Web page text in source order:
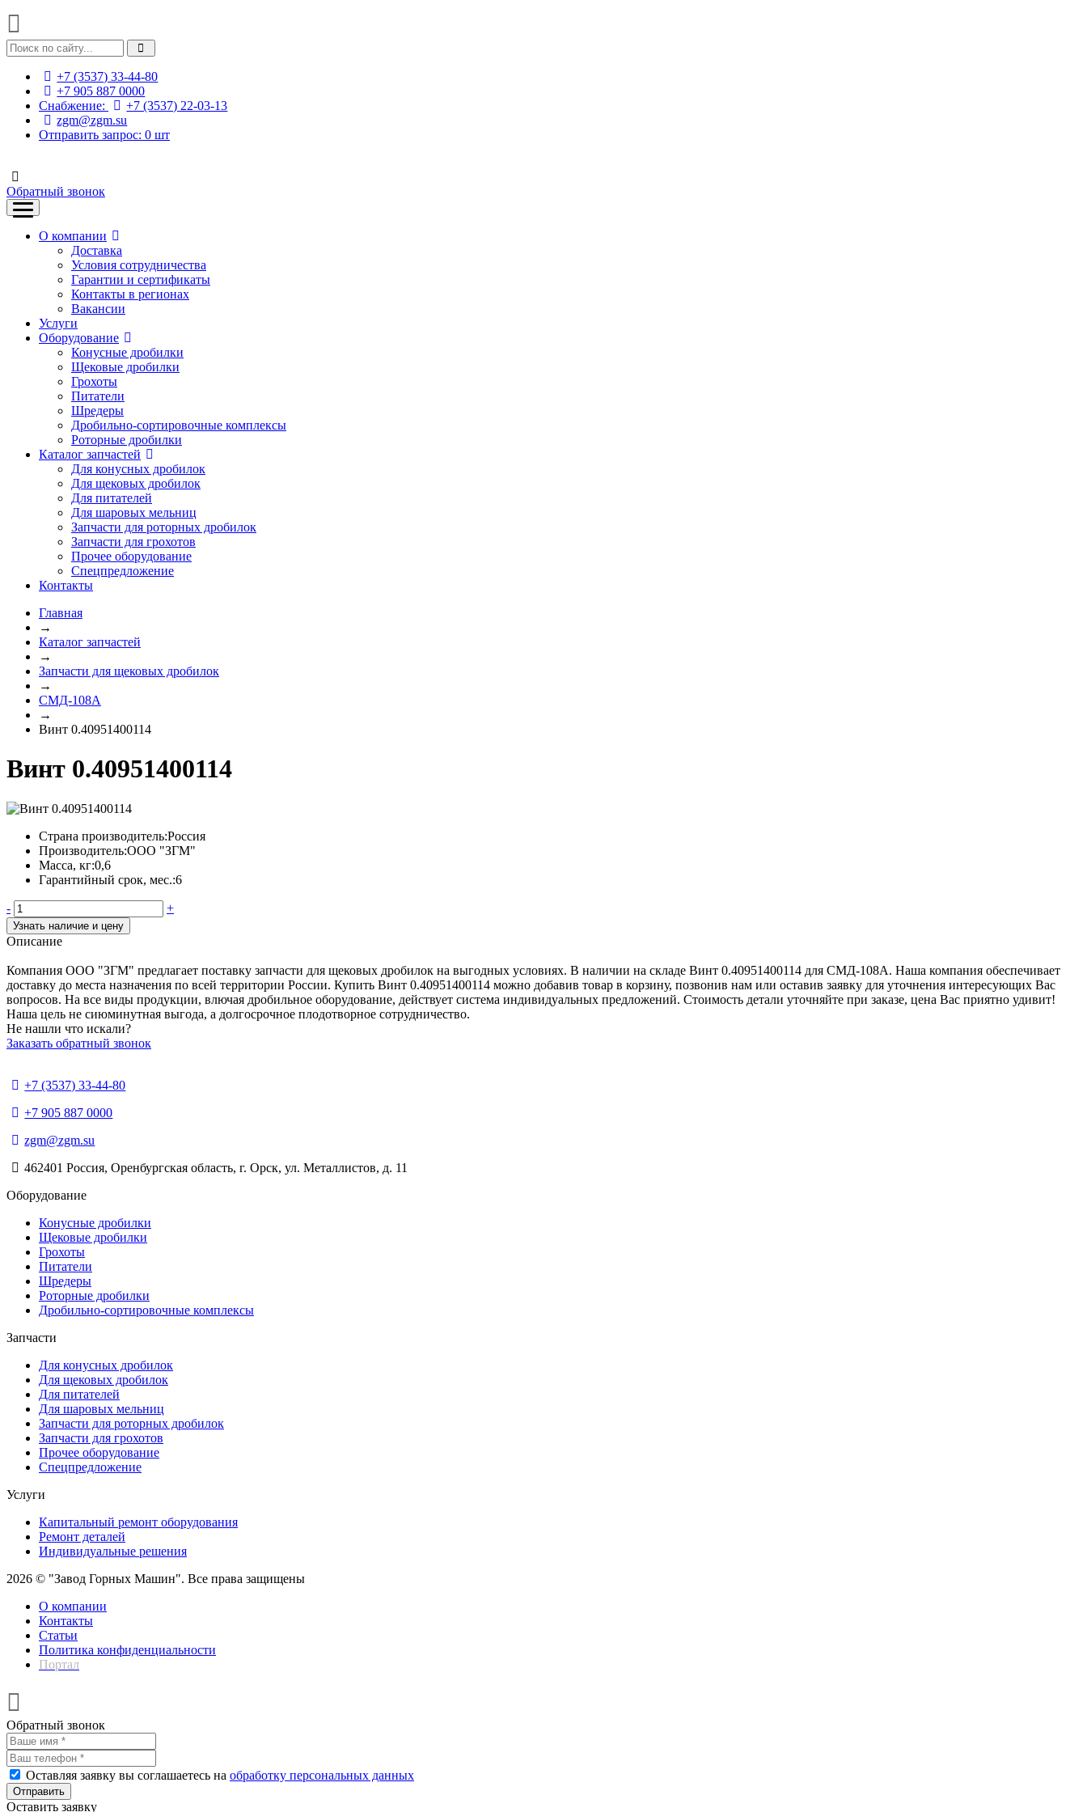
+7 (3537) 33-44-80
+7 905 887 0000
Снабжение:
+7 (3537) 22-03-13
zgm@zgm.su
Отправить запрос: 0 шт
Обратный звонок
О компании
Доставка
Условия сотрудничества
Гарантии и сертификаты
Контакты в регионах
Вакансии
Услуги
Оборудование
Конусные дробилки
Щековые дробилки
Грохоты
Питатели
Шредеры
Дробильно-сортировочные комплексы
Роторные дробилки
Каталог запчастей
Для конусных дробилок
Для щековых дробилок
Для питателей
Для шаровых мельниц
Запчасти для роторных дробилок
Запчасти для грохотов
Прочее оборудование
Спецпредложение
Контакты
Главная
→
Каталог запчастей
→
Запчасти для щековых дробилок
→
СМД-108А
→
Винт 0.40951400114
Винт 0.40951400114
Страна производитель:Россия
Производитель:ООО "ЗГМ"
Масса, кг:0,6
Гарантийный срок, мес.:6
- +
Узнать наличие и цену
Описание
Компания ООО "ЗГМ" предлагает поставку запчасти для щековых дробилок на выгодных условиях. В наличии на складе Винт 0.40951400114 для СМД-108А. Наша компания обеспечивает
доставку до места назначения по всей территории России. Купить Винт 0.40951400114 можно добавив товар в корзину, позвонив нам или оставив заявку для уточнения интересующих Вас
вопросов. На все виды продукции, влючая дробильное оборудование, действует система индивидуальных предложений. Стоимость детали уточняйте при заказе, цена Вас приятно удивит!
Наша цель не сиюминутная выгода, а долгосрочное плодотворное сотрудничество.
Не нашли что искали?
Заказать обратный звонок
+7 (3537) 33-44-80
+7 905 887 0000
zgm@zgm.su
462401 Россия, Оренбургская область, г. Орск, ул. Металлистов, д. 11
Оборудование
Конусные дробилки
Щековые дробилки
Грохоты
Питатели
Шредеры
Роторные дробилки
Дробильно-сортировочные комплексы
Запчасти
Для конусных дробилок
Для щековых дробилок
Для питателей
Для шаровых мельниц
Запчасти для роторных дробилок
Запчасти для грохотов
Прочее оборудование
Спецпредложение
Услуги
Капитальный ремонт оборудования
Ремонт деталей
Индивидуальные решения
2026 © "Завод Горных Машин". Все права защищены
О компании
Контакты
Статьи
Политика конфиденциальности
Портал
Обратный звонок
Оставляя заявку вы соглашаетесь на обработку персональных данных
Отправить
Оставить заявку